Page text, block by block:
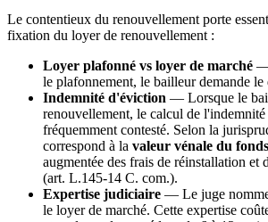
Le contentieux du renouvellement porte
fixation du loyer de renouvellement :
Loyer plafonné vs loyer de marché —
le plafonnement, le bailleur demande le
Indemnité d'éviction — Lorsque le
renouvellement, le calcul de
fréquemment contesté. Selon la
correspond à la valeur vénale du
augmentée des frais de réinstallation et
(art. L.145-14 C. com.).
Expertise judiciaire — Le juge
le loyer de marché. Cette expertise